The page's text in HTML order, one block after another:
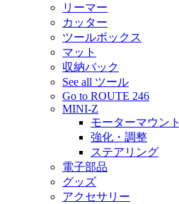
リーマー
カッター
ツールボックス
マット
収納バック
See all ツール
Go to ROUTE 246
MINI-Z
モーターマウント
強化・調整
ステアリング
電子部品
グッズ
アクセサリー